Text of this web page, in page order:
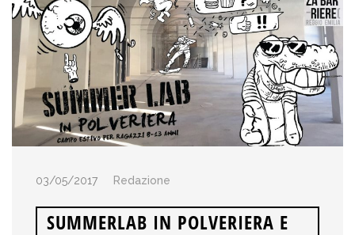
03/05/2017 Redazione
SUMMERLAB IN POLVERIERA E